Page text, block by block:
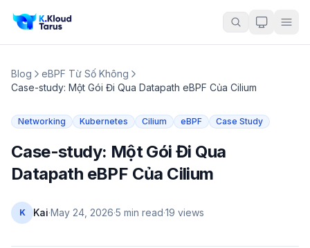
Blog
eBPF Từ Số Không
Case-study: Một Gói Đi Qua Datapath eBPF Của Cilium
Networking Kubernetes Cilium eBPF Case Study
Case-study: Một Gói Đi Qua
Datapath eBPF Của Cilium
K Kai·May 24, 2026·5 min read·19 views